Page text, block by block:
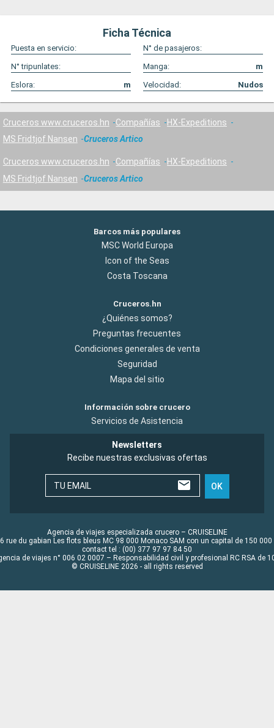
Ficha Técnica
Puesta en servicio:
N° de pasajeros:
N° tripunlates:
Manga:
m
Eslora:
m Velocidad: Nudos
Cruceros www.cruceros.hn Compañías
HX-Expeditions
MS Fridtjof Nansen
Cruceros Artico
Cruceros www.cruceros.hn Compañías
HX-Expeditions
MS Fridtjof Nansen
Cruceros Artico
Barcos más populares
MSC World Europa
Icon of the Seas
Costa Toscana
Cruceros.hn
¿Quiénes somos?
Preguntas frecuentes
Condiciones generales de venta
Seguridad
Mapa del sitio
Información sobre crucero
Servicios de Asistencia
Newsletters
Recibe nuestras exclusivas ofertas
TU EMAIL OK
Agencia de viajes especializada crucero – CRUISELINE
rue du gabian Les flots bleus MC 98 000 Monaco SAM con un capital de 150 000
contact tel : (00) 377 97 97 84 50
de viajes n° 006 02 0007 – Responsabilidad civil y profesional RC RSA de
© CRUISELINE 2026 - all rights reserved